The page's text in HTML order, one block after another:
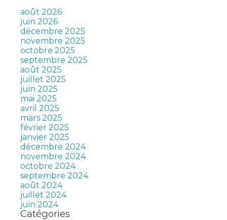
août 2026
juin 2026
décembre 2025
novembre 2025
octobre 2025
septembre 2025
août 2025
juillet 2025
juin 2025
mai 2025
avril 2025
mars 2025
février 2025
janvier 2025
décembre 2024
novembre 2024
octobre 2024
septembre 2024
août 2024
juillet 2024
juin 2024
Catégories